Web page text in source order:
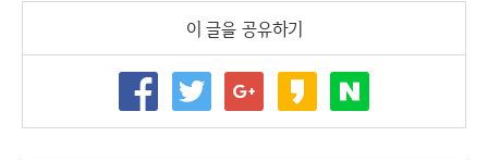
이 글을 공유하기